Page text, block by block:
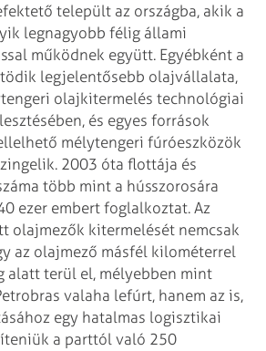
települt az országba, akik a
legnagyobb félig állami
működnek együtt. Egyébként a
legjelentősebb olajvállalata,
olajkitermelés technológiai
és egyes források
mélytengeri fúróeszközök
2003 óta flottája és
több mint a hússzorosára
ezer embert foglalkoztat. Az
olajmezők kitermelését nemcsak
az olajmező másfél kilométerrel
alatt terül el, mélyebben mint
valaha lefúrt, hanem az is,
egy hatalmas logisztikai
a parttól való 250